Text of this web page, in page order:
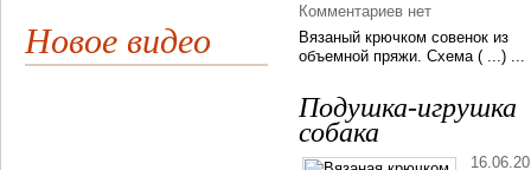
Комментариев нет
Вязаный крючком совенок из
объемной пряжи. Схема ( ...) ...
Подушка-игрушка
собака
Новое видео